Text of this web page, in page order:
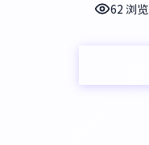
62 浏览